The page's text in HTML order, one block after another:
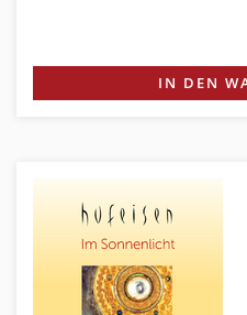
IN DEN